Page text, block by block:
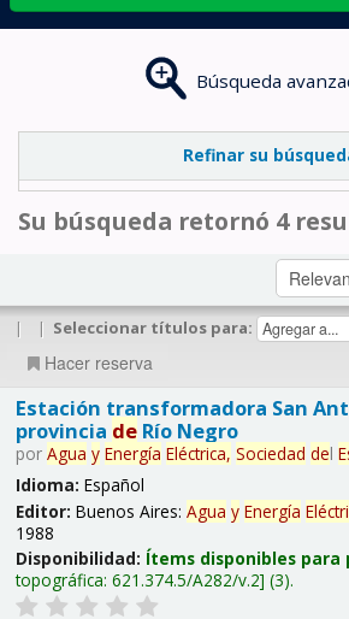
Búsqueda
Refinar su
Su búsqueda retornó 4
| | Seleccionar títulos para:
Hacer reserva
Estación transformadora San
provincia deRío Negro
por Agua y Energía Eléctrica, Sociedad del
Idioma: Español
Editor: Buenos Aires: Agua y Energía
1988
Disponibilidad: Ítems disponibles para
topográfica: 621.374.5/A282/v.2 (3).